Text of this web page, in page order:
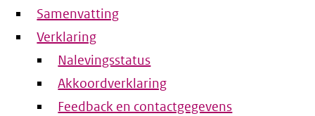
Samenvatting
Verklaring
Nalevingsstatus
Akkoordverklaring
Feedback en contactgegevens